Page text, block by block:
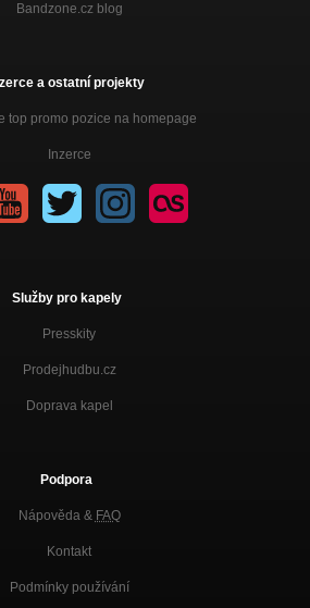
Bandzone.cz blog
a ostatní projekty
top promo pozice na homepage
Inzerce
Služby pro kapely
Presskity
Prodejhudbu.cz
Doprava kapel
Podpora
Nápověda & FAQ
Kontakt
Podmínky používání